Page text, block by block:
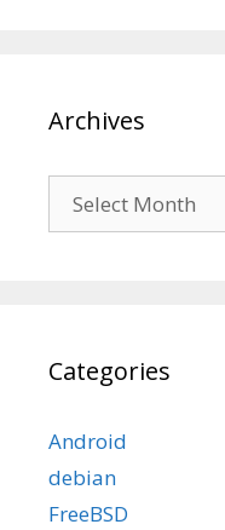
Archives
Categories
Android
debian
FreeBSD